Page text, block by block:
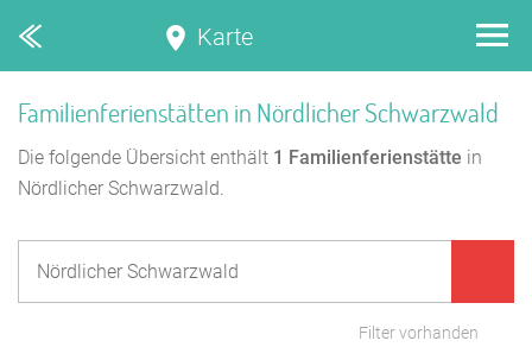
Karte
Familienferienstätten in Nördlicher Schwarzwald
Die folgende Übersicht enthält 1 Familienferienstätte in
Nördlicher Schwarzwald.
Filter vorhanden